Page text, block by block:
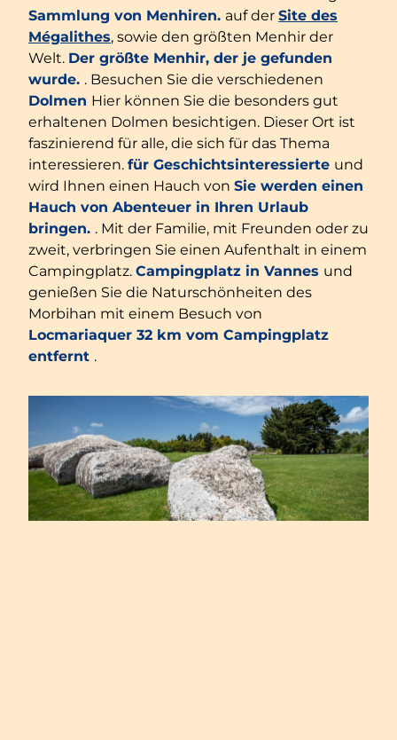
Sammlung von Menhiren. auf der Site des
Mégalithes, sowie den größten Menhir der
Welt. Der größte Menhir, der je gefunden
wurde. . Besuchen Sie die verschiedenen
Dolmen Hier können Sie die besonders gut
erhaltenen Dolmen besichtigen. Dieser Ort ist
faszinierend für alle, die sich für das Thema
interessieren. für Geschichtsinteressierte und
wird Ihnen einen Hauch von Sie werden einen
Hauch von Abenteuer in Ihren Urlaub
bringen. . Mit der Familie, mit Freunden oder zu
zweit, verbringen Sie einen Aufenthalt in einem
Campingplatz. Campingplatz in Vannes und
genießen Sie die Naturschönheiten des
Morbihan mit einem Besuch von
Locmariaquer 32 km vom Campingplatz
entfernt .